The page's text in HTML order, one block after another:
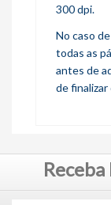
300 dpi.
No caso
todas as
antes de
de